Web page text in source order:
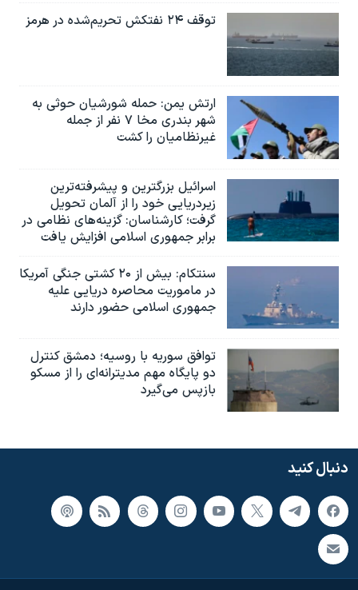
توقف ۲۴ نفتکش تحریم‌شده در هرمز
ارتش یمن: حمله شورشیان حوثی به
شهر بندری مخا ۷ نفر از جمله
غیرنظامیان را کشت
اسرائيل بزرگترین و پیشرفته‌ترین
زیردریایی خود را از آلمان تحویل
گرفت؛ کارشناسان: گزینه‌های نظامی در
برابر جمهوری اسلامی افزایش یافت
سنتکام: بیش از ۲۰ کشتی جنگی آمریکا
در ماموریت محاصره دریایی علیه
جمهوری اسلامی حضور دارند
توافق سوریه با روسیه؛ دمشق کنترل
دو پایگاه مهم مدیترانه‌ای را از مسکو
بازپس می‌گیرد
دنبال کنید